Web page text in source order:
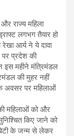
राज्य महिला
लगभग तैयार हो
आर्य ने ये दावा
पर प्रदेश की
इस महीने मंत्रिमंडल
की मुहर नहीं
के अवसर पर महिलाओं
महिलाओं को और
किए जाने को
बेटी के जन्म से लेकर